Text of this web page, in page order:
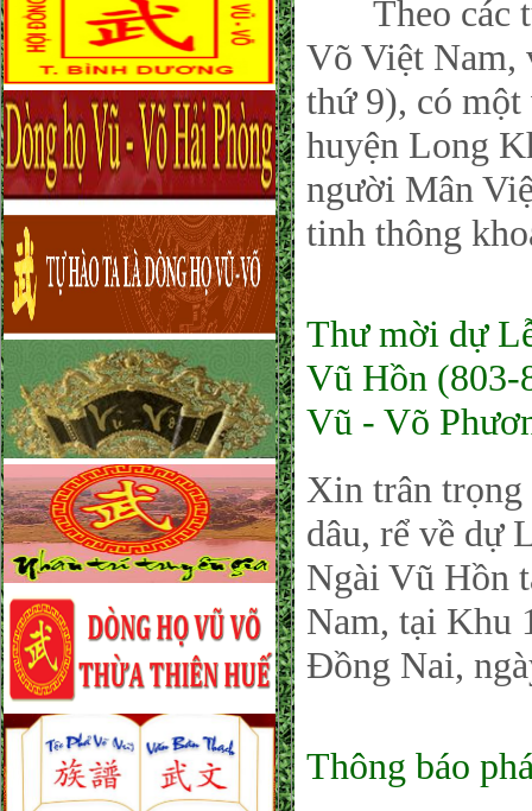
Theo các
Võ Việt Nam,
thứ 9), có
huyện Long
người Mân
tinh thông
Thư mời dự
Vũ Hồn (803-
Vũ - Võ
Xin trân trọng
dâu, rể về dự
Ngài Vũ Hồn
Nam, tại Khu
Đồng Nai,
Thông báo